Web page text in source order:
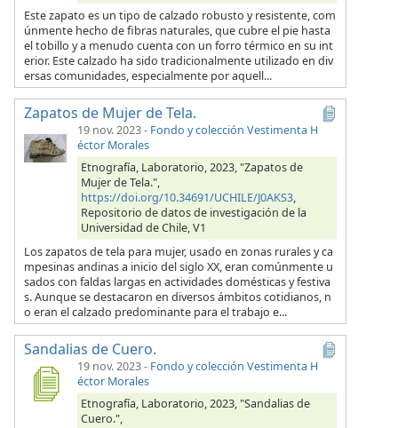
Este zapato es un tipo de calzado robusto y resistente, com
únmente hecho de fibras naturales, que cubre el pie hasta
el tobillo y a menudo cuenta con un forro térmico en su int
erior. Este calzado ha sido tradicionalmente utilizado en div
ersas comunidades, especialmente por aquell...
Zapatos de Mujer de Tela.
19 nov. 2023- Fondo y colección Vestimenta H
éctor Morales
Etnografía, Laboratorio, 2023, "Zapatos de
Mujer de Tela.",
https://doi.org/10.34691/UCHILE/J0AKS3,
Repositorio de datos de investigación de la
Universidad de Chile, V1
Los zapatos de tela para mujer, usado en zonas rurales y ca
mpesinas andinas a inicio del siglo XX, eran comúnmente u
sados con faldas largas en actividades domésticas y festiva
s. Aunque se destacaron en diversos ámbitos cotidianos, n
o eran el calzado predominante para el trabajo e...
Sandalias de Cuero.
19 nov. 2023- Fondo y colección Vestimenta H
éctor Morales
Etnografía, Laboratorio, 2023, "Sandalias de
Cuero.",